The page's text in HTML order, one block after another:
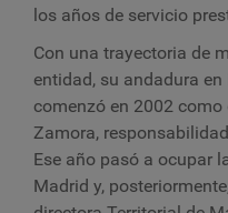
los años de servicio
Con una trayectoria de
entidad, su andadura
comenzó en 2002
Zamora,
Ese año pasó a ocupar
Madrid y,